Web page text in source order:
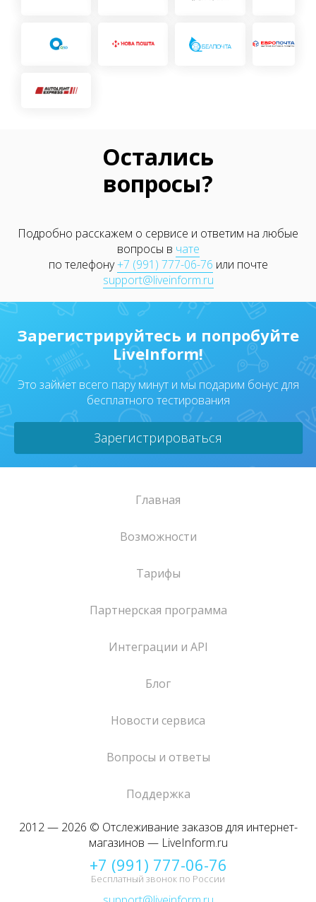
Остались
вопросы?
Подробно расскажем о сервисе и ответим на любые
вопросы в чате
по телефону+7 (991) 777-06-76 или почте
support@liveinform.ru
Зарегистрируйтесь и попробуйте
LiveInform!
Это займет всего пару минут и мы подарим бонус для
бесплатного тестирования
Зарегистрироваться
Главная
Возможности
Тарифы
Партнерская программа
Интеграции и API
Блог
Новости сервиса
Вопросы и ответы
Поддержка
2012 — 2026 © Отслеживание заказов для интернет-
магазинов — LiveInform.ru
+7 (991) 777-06-76
Бесплатный звонок по России